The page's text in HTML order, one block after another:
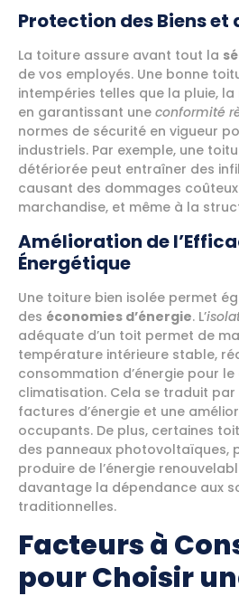
Protection des Biens et
La toiture assure avant tout la
de vos employés. Une bonne
intempéries telles que la pluie,
en garantissant une conformité
normes de sécurité en vigueur
industriels. Par exemple, une
détériorée peut entraîner des
causant des dommages
marchandise, et même à la
Amélioration de
Énergétique
Une toiture bien isolée permet
des économies d’énergie. L’
adéquate d’un toit permet de
température intérieure stable,
consommation d’énergie pour
climatisation. Cela se traduit par
factures d’énergie et une
occupants. De plus, certaines
des panneaux photovoltaïques,
produire de l’énergie
davantage la dépendance aux
traditionnelles.
Facteurs à
pour Choisir